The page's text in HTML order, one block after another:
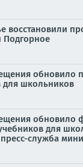
восстановили
Подгорное
обновило
для школьников
обновило
для
служба